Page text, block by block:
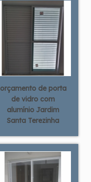
orçamento de porta
de vidro com
alumínio Jardim
Santa Terezinha